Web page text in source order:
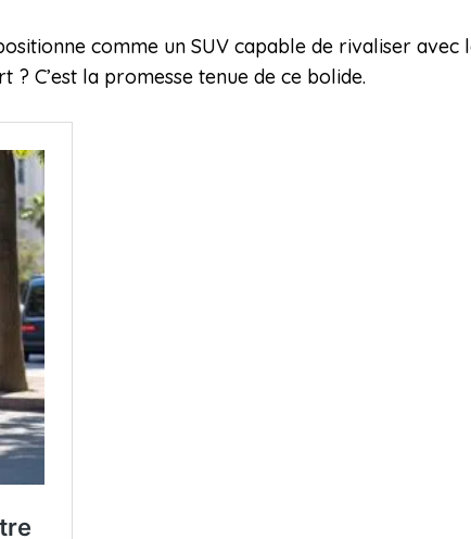
comme un SUV capable de rivaliser avec
? C’est la promesse tenue de ce bolide.